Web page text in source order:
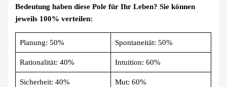
Bedeutung haben diese Pole für Ihr Leben? Sie können
jeweils 100% verteilen:
Planung: 50% Spontaneität: 50%
Rationalität: 40% Intuition: 60%
Sicherheit: 40% Mut: 60%